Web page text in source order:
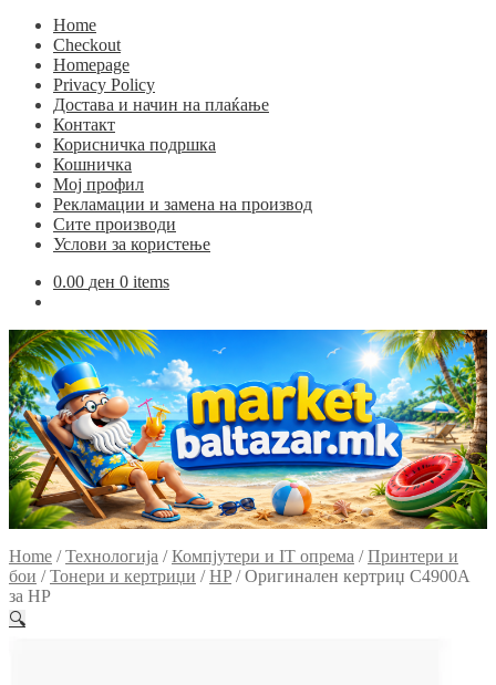
Home
Checkout
Homepage
Privacy Policy
Достава и начин на плаќање
Контакт
Корисничка подршка
Кошничка
Мој профил
Рекламации и замена на производ
Сите производи
Услови за користење
0.00 ден 0 items
Home /Технологија /Компјутери и IT опрема /Принтери и
бои /Тонери и кертриџи /HP/Оригинален кертриџ C4900A
за HP
🔍